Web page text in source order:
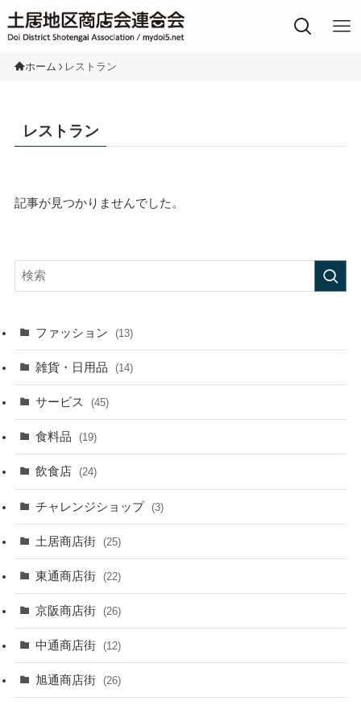
土居地区の商店街
ホーム レストラン
レストラン
記事が見つかりませんでした。
ファッション (13)
雑貨・日用品 (14)
サービス (45)
食料品 (19)
飲食店 (24)
チャレンジショップ (3)
土居商店街 (25)
東通商店街 (22)
京阪商店街 (26)
中通商店街 (12)
旭通商店街 (26)